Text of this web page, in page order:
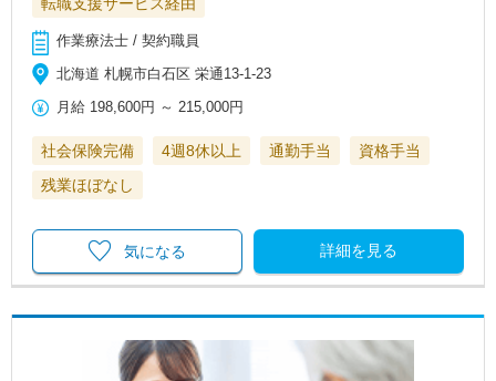
作業療法士 / 契約職員
北海道 札幌市白石区 栄通13-1-23
月給 198,600円 ～ 215,000円
社会保険完備 4週8休以上 通勤手当
資格手当
残業ほぼなし
詳細を見る
気になる